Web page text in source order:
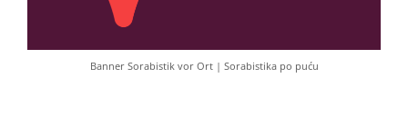
Banner Sorabistik vor Ort | Sorabistika po puću